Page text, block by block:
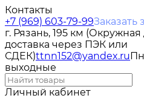
Контакты
+7 (969) 603-79-99Заказать
г. Рязань, 195 км
доставка через ПЭК или
СДЕК)ttnn152@yandex.ru
выходные
Личный кабинет